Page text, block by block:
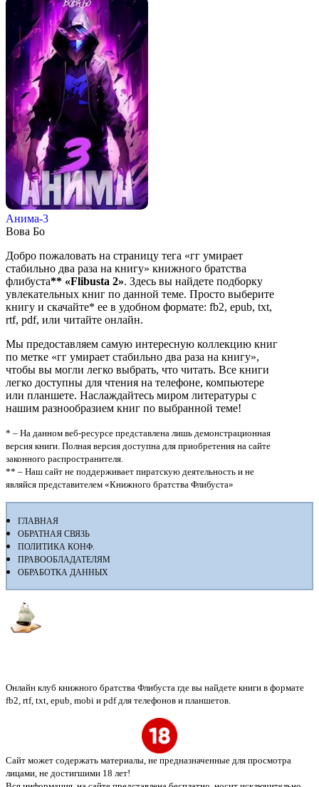
Анима-3
Вова Бо
Добро пожаловать на страницу тега «гг умирает
стабильно два раза на книгу» книжного братства
флибуста** «Flibusta 2». Здесь вы найдете подборку
увлекательных книг по данной теме. Просто выберите
книгу и скачайте* ее в удобном формате: fb2, epub, txt,
rtf, pdf, или читайте онлайн.
Мы предоставляем самую интересную коллекцию книг
по метке «гг умирает стабильно два раза на книгу»,
чтобы вы могли легко выбрать, что читать. Все книги
легко доступны для чтения на телефоне, компьютере
или планшете. Наслаждайтесь миром литературы с
нашим разнообразием книг по выбранной теме!
* – На данном веб-ресурсе представлена лишь демонстрационная
версия книги. Полная версия доступна для приобретения на сайте
законного распространителя.
** – Наш сайт не поддерживает пиратскую деятельность и не
являйся представителем «Книжного братства Флибуста»
ГЛАВНАЯ
ОБРАТНАЯ СВЯЗЬ
ПОЛИТИКА КОНФ.
ПРАВООБЛАДАТЕЛЯМ
ОБРАБОТКА ДАННЫХ
Онлайн клуб книжного братства Флибуста где вы найдете книги в формате
fb2, rtf, txt, epub, mobi и pdf для телефонов и планшетов.
Сайт может содержать материалы, не предназначенные для просмотра
лицами, не достигшими 18 лет!